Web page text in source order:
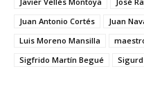
Juan Antonio Cortés
Juan
Luis Moreno Mansilla
Sigfrido Martín Begué